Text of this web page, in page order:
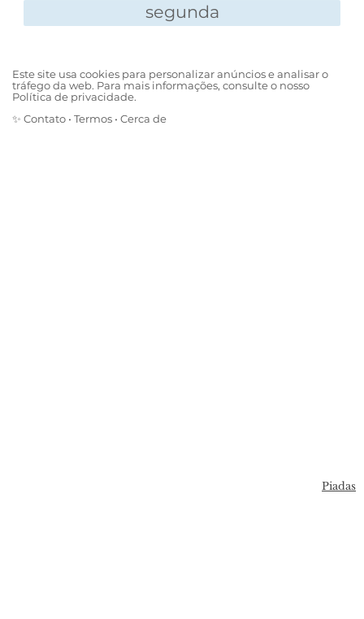
segunda
Piadas
Este site usa cookies para personalizar anúncios e analisar o
tráfego da web. Para mais informações, consulte o nosso
Política de privacidade.
✨ Contato • Termos • Cerca de